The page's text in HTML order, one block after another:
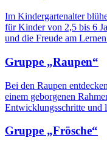
Im Kindergartenalter
für Kinder von 2,5 bis 6
und die Freude am
Gruppe „Raupen“
Bei den Raupen
einem geborgenen
Entwicklungsschritte und
Gruppe „Frösche“